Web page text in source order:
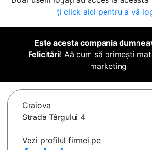
ți click aici pentru a vă
Este acesta compania
Felicitări! Aă cum să primești
marketing
Craiova
Strada Târgului 4
Vezi profilul firmei pe